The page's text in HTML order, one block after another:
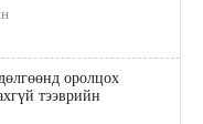
оролцох
тээврийн